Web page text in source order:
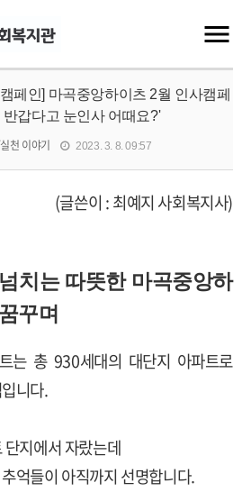
페인] 마곡중앙하이츠 2월 인사캠페
반갑다고 눈인사 어때요?'
천 이야기 2023. 3. 8. 09:57
(글쓴이 : 최예지 사회복지사)
치는 따뜻한 마곡중앙하
꾸며
는 총 930세대의 대단지 아파트로
니다.
지에서 자랐는데
억들이 아직까지 선명합니다.